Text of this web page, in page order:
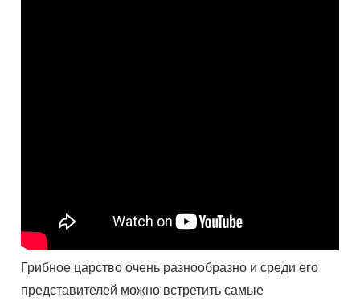
Грибное царство очень разнообразно и среди его
представителей можно встретить самые